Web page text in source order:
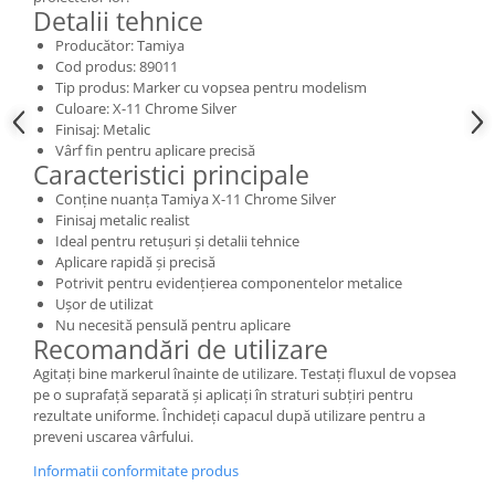
Vallejo Auxiliaries
Vallejo Acrylic Textures
Vopsea la sticluta
Vallejo Liquid Gold
Vallejo Surface Primer
Vallejo Weathering Effects
Vallejo Model Wash
Vallejo Metal Color
AK Interactive
Vopsea Chrome
Creioane Weathering
Auxiliare
Real Colors Markers
Auxiliare & Diluanti
Primer (grund)
Playmarkers
Detalii tehnice
Producător: Tamiya
Cod produs: 89011
Tip produs: Marker cu vopsea pentru modelism
Culoare: X-11 Chrome Silver
Finisaj: Metalic
Vârf fin pentru aplicare precisă
Caracteristici principale
Conține nuanța Tamiya X-11 Chrome Silver
Finisaj metalic realist
Ideal pentru retușuri și detalii tehnice
Aplicare rapidă și precisă
Potrivit pentru evidențierea componentelor metalice
Ușor de utilizat
Nu necesită pensulă pentru aplicare
Recomandări de utilizare
Agitați bine markerul înainte de utilizare. Testați fluxul de vopsea
pe o suprafață separată și aplicați în straturi subțiri pentru
rezultate uniforme. Închideți capacul după utilizare pentru a
preveni uscarea vârfului.
Informatii conformitate produs